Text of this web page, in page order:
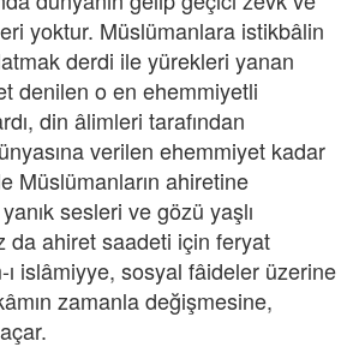
yoktur. Müslümanlara istikbâlin
derdi ile yürekleri yanan
denilen o en ehemmiyetli
din âlimleri tarafından
verilen ehemmiyet kadar
Müslümanların ahiretine
sesleri ve gözü yaşlı
da ahiret saadeti için feryat
islâmiyye, sosyal fâideler üzerine
zamanla değişmesine,